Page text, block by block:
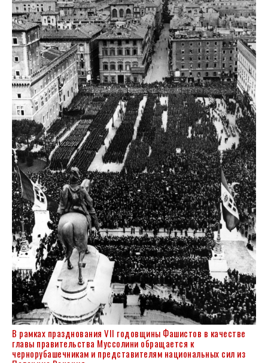
В рамках празднования VII годовщины Фашистов в качестве
главы правительства Муссолини обращается к
чернорубашечникам и представителям национальных сил из